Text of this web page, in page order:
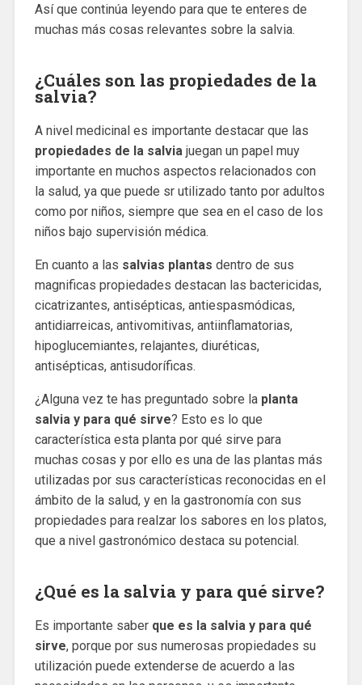
Así que continúa leyendo para que te enteres de
muchas más cosas relevantes sobre la salvia.
¿Cuáles son las propiedades de la
salvia?
A nivel medicinal es importante destacar que las
propiedades de la salvia juegan un papel muy
importante en muchos aspectos relacionados con
la salud, ya que puede sr utilizado tanto por adultos
como por niños, siempre que sea en el caso de los
niños bajo supervisión médica.
En cuanto a las salvias plantas dentro de sus
magnificas propiedades destacan las bactericidas,
cicatrizantes, antisépticas, antiespasmódicas,
antidiarreicas, antivomitivas, antiinflamatorias,
hipoglucemiantes, relajantes, diuréticas,
antisépticas, antisudoríficas.
¿Alguna vez te has preguntado sobre laplanta
salvia y para qué sirve? Esto es lo que
característica esta planta por qué sirve para
muchas cosas y por ello es una de las plantas más
utilizadas por sus características reconocidas en el
ámbito de la salud, y en la gastronomía con sus
propiedades para realzar los sabores en los platos,
que a nivel gastronómico destaca su potencial.
¿Qué es la salvia y para qué sirve?
Es importante saber que es la salvia y para qué
sirve, porque por sus numerosas propiedades su
utilización puede extenderse de acuerdo a las